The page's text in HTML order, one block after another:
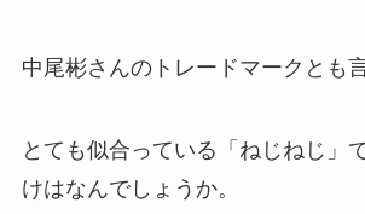
中尾彬さんのトレードマークとも
とても似合っている「ねじねじ」
けはなんでしょうか。